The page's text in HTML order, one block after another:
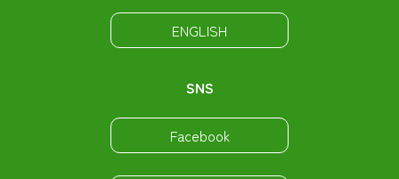
ENGLISH
SNS
Facebook